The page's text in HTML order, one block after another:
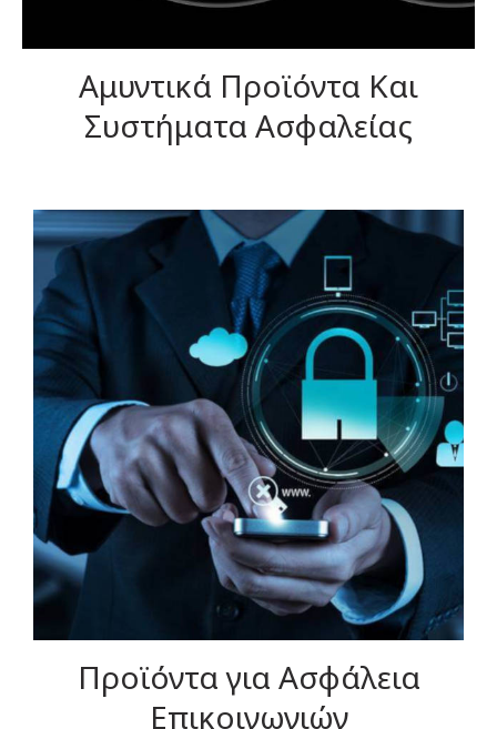
Αμυντικά Προϊόντα Και
Συστήματα Ασφαλείας
Προϊόντα για Ασφάλεια
Επικοινωνιών